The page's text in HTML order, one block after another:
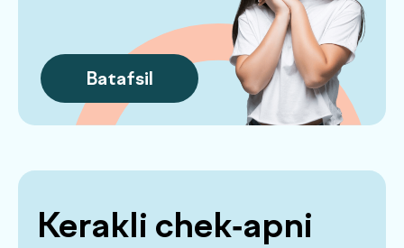
+998
Menga qo‘ng‘iroq qiling
«Menga qo‘ng‘iroq qiling» tugmasini bosish orqali siz shaxsiy
ma’lumotlaringizni qayta ishlashga rozilik bildirasiz va maxfiylik
siyosati bilan tanishganingizni tasdiqlaysiz.